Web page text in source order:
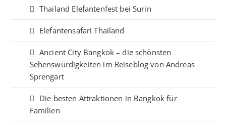
Thailand Elefantenfest bei Surin
Elefantensafari Thailand
Ancient City Bangkok – die schönsten
Sehenswürdigkeiten im Reiseblog von Andreas
Sprengart
Die besten Attraktionen in Bangkok für
Familien